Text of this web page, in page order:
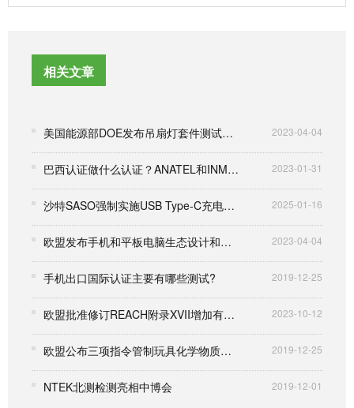
相关文章
美国能源部DOE发布吊扇灯套件测试程序 2023-04-04
巴西认证做什么认证？ANATEL和INMETRO认证的对比 2023-01-31
沙特SASO强制实施USB Type-C充电端口规定并在报告上给予过渡期 2025-01-16
欧盟发布手机和平板电脑生态设计和能源标签法规 2023-04-04
手机出口国际认证主要有哪些测试? 2019-12-25
欧盟批准修订REACH附录XVII增加有关合成聚合物微颗粒(SPM)（“微塑料”）的限用 2023-10-12
欧盟公布三项指令管制玩具化学物质含量 2019-12-25
NTEK北测检测亮相中博会 2019-12-01